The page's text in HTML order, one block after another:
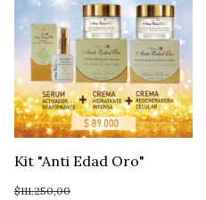
Kit "Anti Edad Oro"
$111.250,00